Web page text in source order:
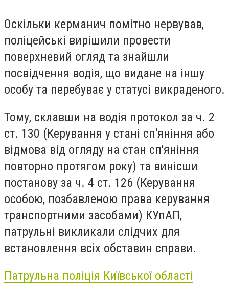
Оскільки керманич помітно нервував,
поліцейські вирішили провести
поверхневий огляд та знайшли
посвідчення водія, що видане на іншу
особу та перебуває у статусі викраденого.
Тому, склавши на водія протокол за ч. 2
ст. 130 (Керування у стані сп'яніння або
відмова від огляду на стан сп'яніння
повторно протягом року) та винісши
постанову за ч. 4 ст. 126 (Керування
особою, позбавленою права керування
транспортними засобами) КУпАП,
патрульні викликали слідчих для
встановлення всіх обставин справи.
Патрульна поліція Київської області